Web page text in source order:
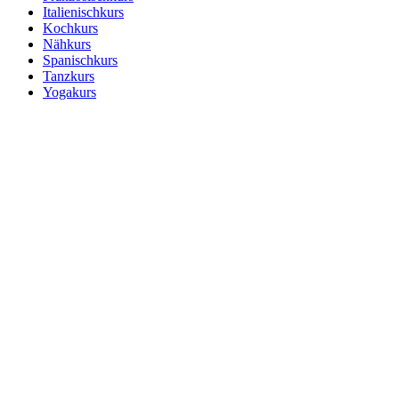
Italienischkurs
Kochkurs
Nähkurs
Spanischkurs
Tanzkurs
Yogakurs